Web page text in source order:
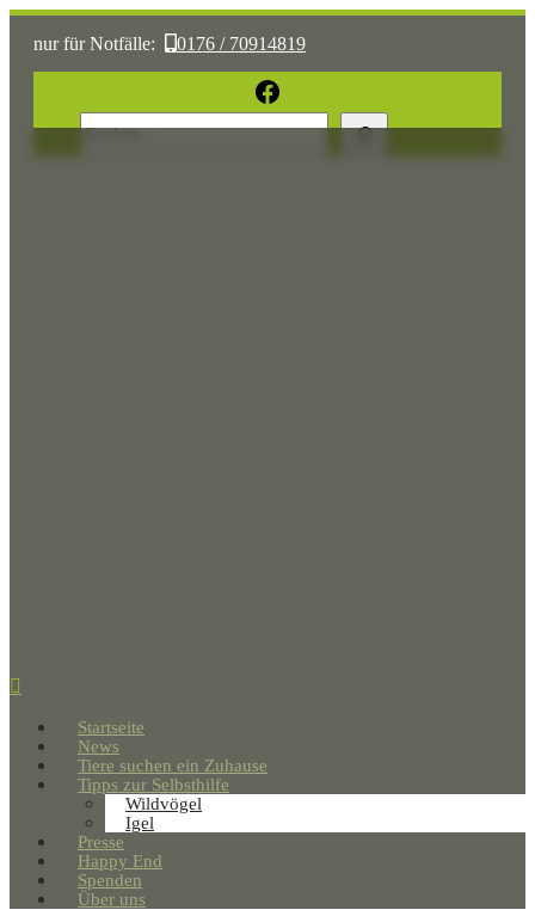
nur für Notfälle: 0176 / 70914819
Sonst: tierhilfe.wolfsburg@t-online.de
Facebook
Startseite
News
Tiere suchen ein Zuhause
Tipps zur Selbsthilfe
Wildvögel
Igel
Presse
Happy End
Spenden
Über uns